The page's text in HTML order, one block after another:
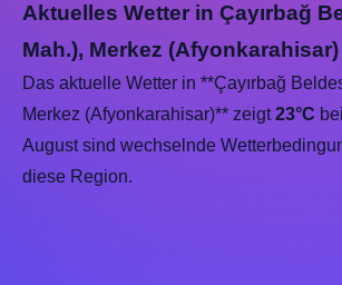
Aktuelles Wetter in Çayırbağ
Mah.), Merkez (Afyonkarahisar)
Das aktuelle Wetter in **Çayırbağ
Merkez (Afyonkarahisar)** zeigt23°C bei
August sind wechselnde
diese Region.